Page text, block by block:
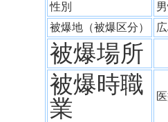
性別
被爆地（被爆区分）
被爆場所
被爆時職
業